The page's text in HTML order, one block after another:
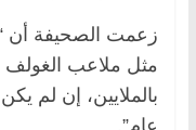
زعمت الصحيفة أن
مثل ملاعب الغولف
بالملايين، إن لم
عام”.